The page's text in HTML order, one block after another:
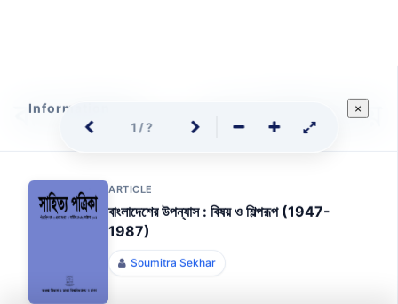
Information ×
ARTICLE
বাংলাদেশের উপন্যাস : বিষয় ও শিল্পরূপ (1947-
1987)
Soumitra Sekhar
1 /?